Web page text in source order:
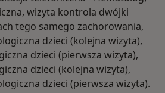
wizyta kontrola dwójki
tego samego zachorowania,
dzieci (kolejna wizyta),
dzieci (pierwsza wizyta),
dzieci (kolejna wizyta),
dzieci (pierwsza wizyta).